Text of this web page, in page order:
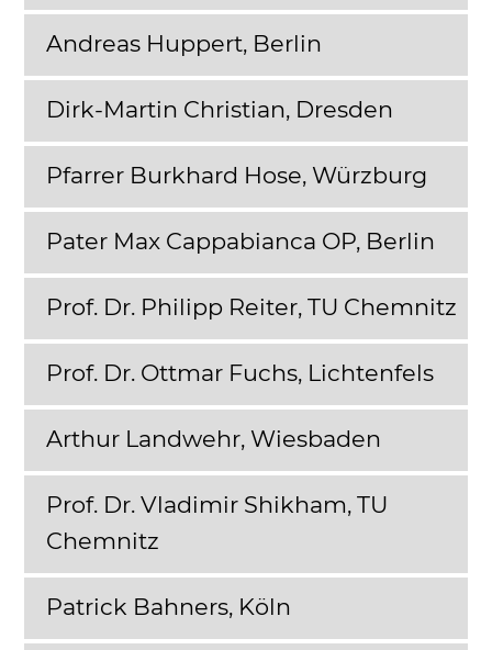
Andreas Huppert, Berlin
Dirk-Martin Christian, Dresden
Pfarrer Burkhard Hose, Würzburg
Pater Max Cappabianca OP, Berlin
Prof. Dr. Philipp Reiter, TU Chemnitz
Prof. Dr. Ottmar Fuchs, Lichtenfels
Arthur Landwehr, Wiesbaden
Prof. Dr. Vladimir Shikham, TU
Chemnitz
Patrick Bahners, Köln